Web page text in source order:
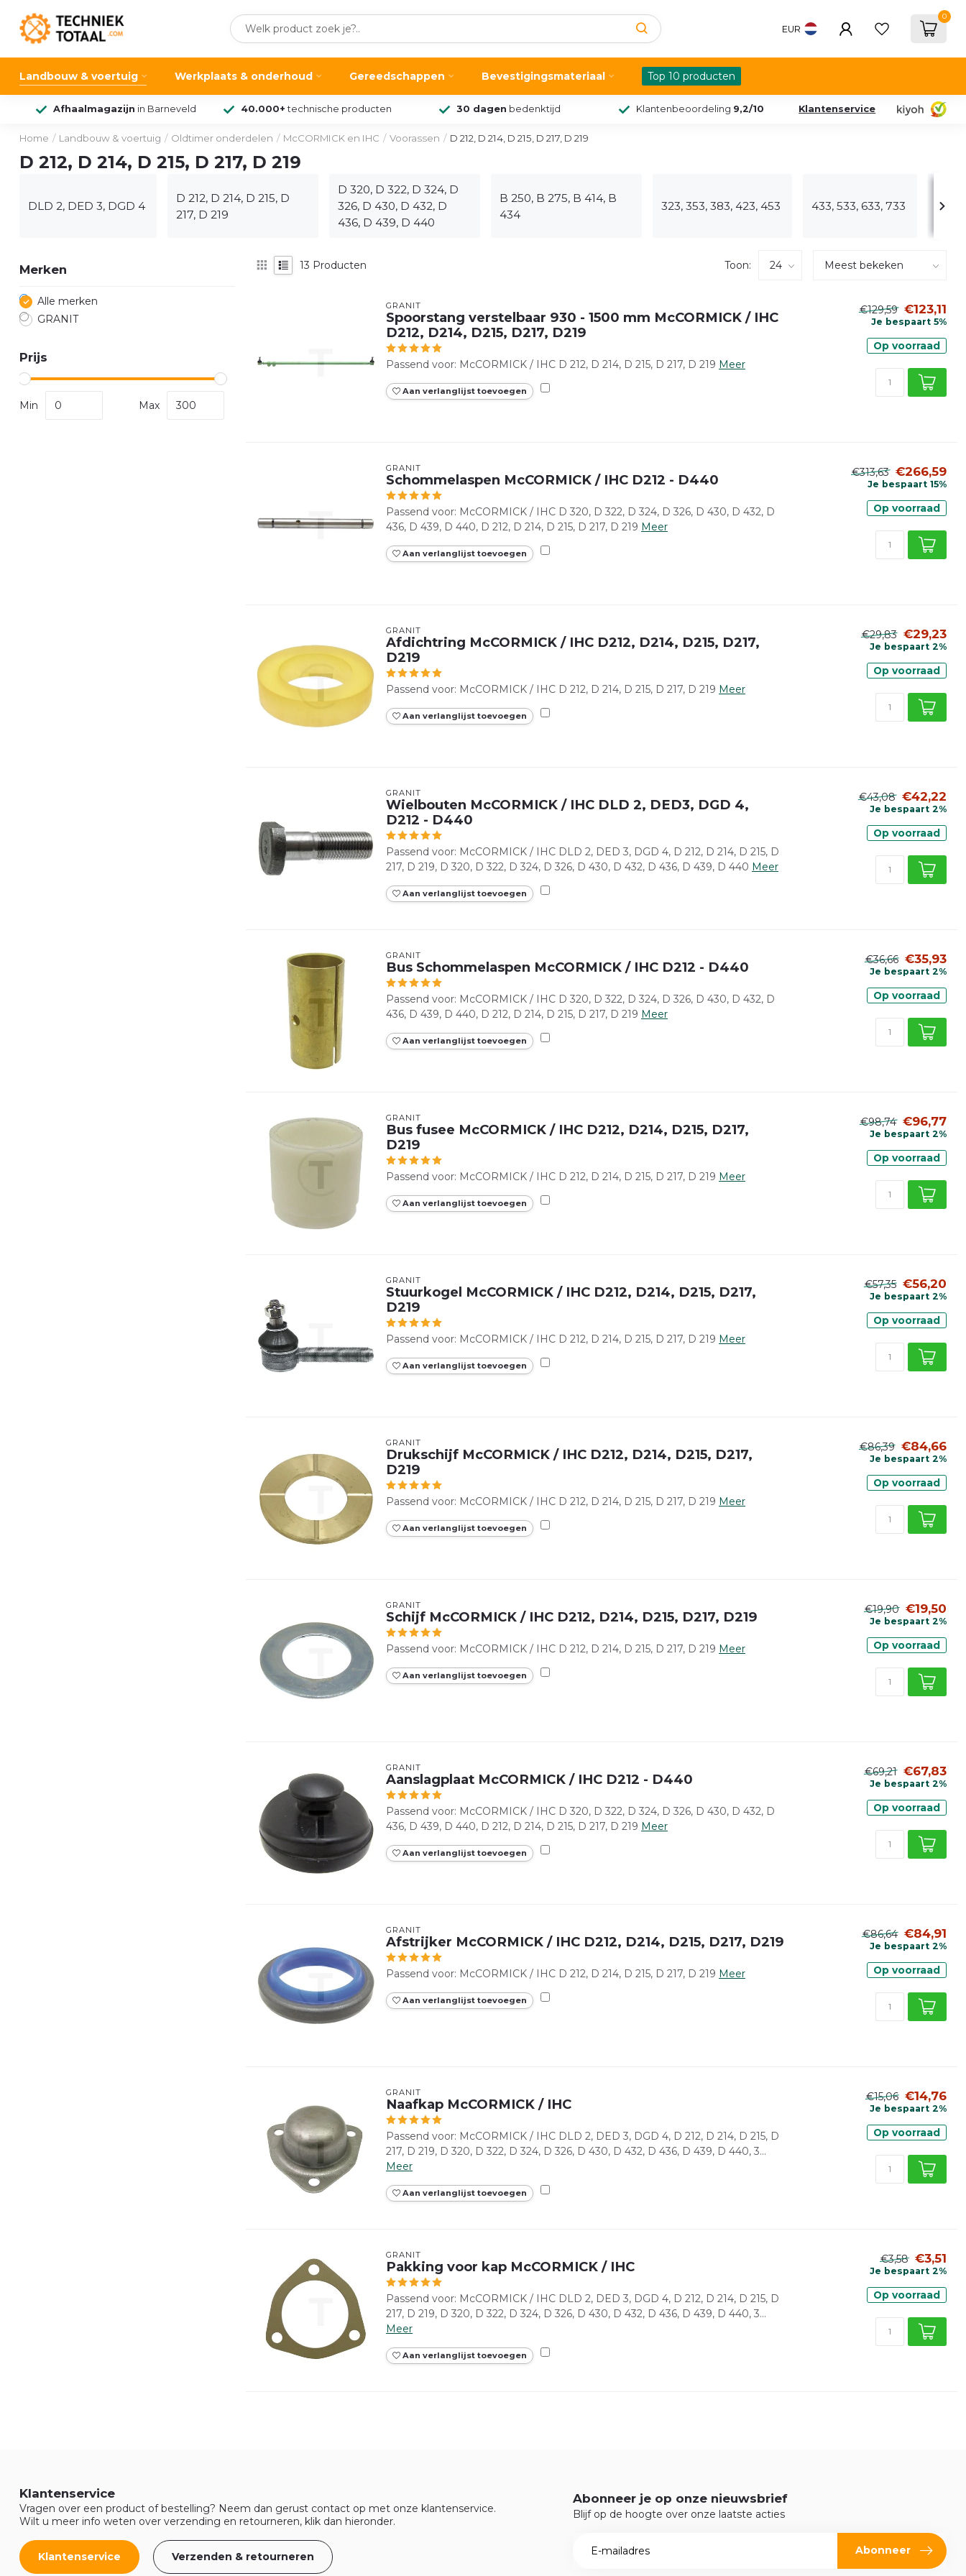
EUR
0
Landbouw & voertuig Werkplaats & onderhoud Gereedschappen Bevestigingsmateriaal Top 10 producten
Afhaalmagazijn in Barneveld 40.000+ technische producten 30 dagen bedenktijd Klantenbeoordeling 9,2/10 Klantenservice
Home / Landbouw & voertuig / Oldtimer onderdelen / McCORMICK en IHC / Voorassen / D 212, D 214, D 215, D 217, D 219
D 212, D 214, D 215, D 217, D 219
DLD 2, DED 3, DGD 4
D 212, D 214, D 215, D
217, D 219
D 320, D 322, D 324, D
326, D 430, D 432, D
436, D 439, D 440
B 250, B 275, B 414, B
434
323, 353, 383, 423, 453 433, 533, 633, 733
824
Merken
Alle merken
GRANIT
Prijs
Min Max
13 Producten Toon:
GRANIT
Spoorstang verstelbaar 930 - 1500 mm McCORMICK / IHC
D212, D214, D215, D217, D219
Passend voor: McCORMICK / IHC D 212, D 214, D 215, D 217, D 219 Meer
Aan verlanglijst toevoegen
€129,59 €123,11
Je bespaart 5%
Op voorraad
GRANIT
Schommelaspen McCORMICK / IHC D212 - D440
Passend voor: McCORMICK / IHC D 320, D 322, D 324, D 326, D 430, D 432, D
436, D 439, D 440, D 212, D 214, D 215, D 217, D 219 Meer
Aan verlanglijst toevoegen
€313,63 €266,59
Je bespaart 15%
Op voorraad
GRANIT
Afdichtring McCORMICK / IHC D212, D214, D215, D217,
D219
Passend voor: McCORMICK / IHC D 212, D 214, D 215, D 217, D 219 Meer
Aan verlanglijst toevoegen
€29,83 €29,23
Je bespaart 2%
Op voorraad
GRANIT
Wielbouten McCORMICK / IHC DLD 2, DED3, DGD 4,
D212 - D440
Passend voor: McCORMICK / IHC DLD 2, DED 3, DGD 4, D 212, D 214, D 215, D
217, D 219, D 320, D 322, D 324, D 326, D 430, D 432, D 436, D 439, D 440 Meer
Aan verlanglijst toevoegen
€43,08 €42,22
Je bespaart 2%
Op voorraad
GRANIT
Bus Schommelaspen McCORMICK / IHC D212 - D440
Passend voor: McCORMICK / IHC D 320, D 322, D 324, D 326, D 430, D 432, D
436, D 439, D 440, D 212, D 214, D 215, D 217, D 219 Meer
Aan verlanglijst toevoegen
€36,66 €35,93
Je bespaart 2%
Op voorraad
GRANIT
Bus fusee McCORMICK / IHC D212, D214, D215, D217,
D219
Passend voor: McCORMICK / IHC D 212, D 214, D 215, D 217, D 219 Meer
Aan verlanglijst toevoegen
€98,74 €96,77
Je bespaart 2%
Op voorraad
GRANIT
Stuurkogel McCORMICK / IHC D212, D214, D215, D217,
D219
Passend voor: McCORMICK / IHC D 212, D 214, D 215, D 217, D 219 Meer
Aan verlanglijst toevoegen
€57,35 €56,20
Je bespaart 2%
Op voorraad
GRANIT
Drukschijf McCORMICK / IHC D212, D214, D215, D217,
D219
Passend voor: McCORMICK / IHC D 212, D 214, D 215, D 217, D 219 Meer
Aan verlanglijst toevoegen
€86,39 €84,66
Je bespaart 2%
Op voorraad
GRANIT
Schijf McCORMICK / IHC D212, D214, D215, D217, D219
Passend voor: McCORMICK / IHC D 212, D 214, D 215, D 217, D 219 Meer
Aan verlanglijst toevoegen
€19,90 €19,50
Je bespaart 2%
Op voorraad
GRANIT
Aanslagplaat McCORMICK / IHC D212 - D440
Passend voor: McCORMICK / IHC D 320, D 322, D 324, D 326, D 430, D 432, D
436, D 439, D 440, D 212, D 214, D 215, D 217, D 219 Meer
Aan verlanglijst toevoegen
€69,21 €67,83
Je bespaart 2%
Op voorraad
GRANIT
Afstrijker McCORMICK / IHC D212, D214, D215, D217, D219
Passend voor: McCORMICK / IHC D 212, D 214, D 215, D 217, D 219 Meer
Aan verlanglijst toevoegen
€86,64 €84,91
Je bespaart 2%
Op voorraad
GRANIT
Naafkap McCORMICK / IHC
Passend voor: McCORMICK / IHC DLD 2, DED 3, DGD 4, D 212, D 214, D 215, D
217, D 219, D 320, D 322, D 324, D 326, D 430, D 432, D 436, D 439, D 440, 3...
Meer
Aan verlanglijst toevoegen
€15,06 €14,76
Je bespaart 2%
Op voorraad
GRANIT
Pakking voor kap McCORMICK / IHC
Passend voor: McCORMICK / IHC DLD 2, DED 3, DGD 4, D 212, D 214, D 215, D
217, D 219, D 320, D 322, D 324, D 326, D 430, D 432, D 436, D 439, D 440, 3...
Meer
Aan verlanglijst toevoegen
€3,58 €3,51
Je bespaart 2%
Op voorraad
Klantenservice
Vragen over een product of bestelling? Neem dan gerust contact op met onze klantenservice.
Wilt u meer info weten over verzending en retourneren, klik dan hieronder.
Klantenservice Verzenden & retourneren
Abonneer je op onze nieuwsbrief
Blijf op de hoogte over onze laatste acties
Abonneer